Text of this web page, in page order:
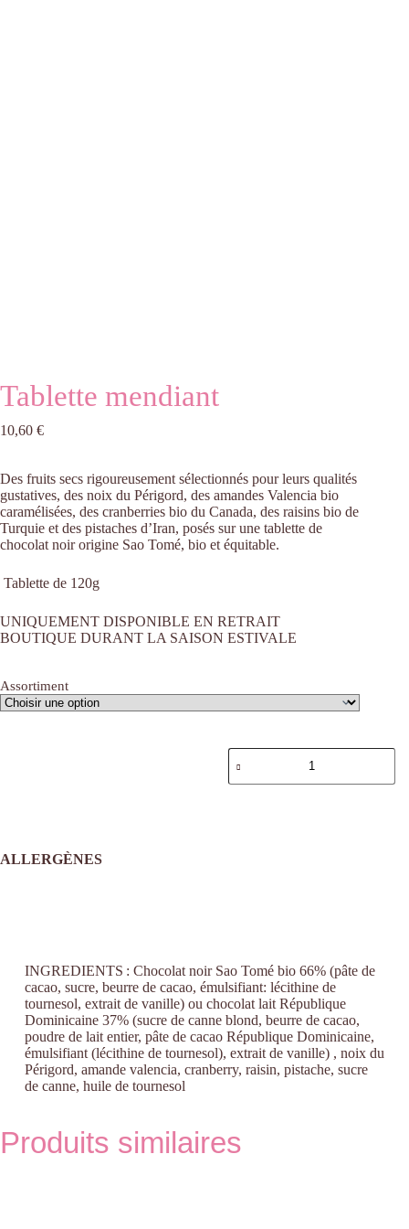
Tablette mendiant
10,60 €
Des fruits secs rigoureusement sélectionnés pour leurs qualités
gustatives, des noix du Périgord, des amandes Valencia bio
caramélisées, des cranberries bio du Canada, des raisins bio de
Turquie et des pistaches d’Iran, posés sur une tablette de
chocolat noir origine Sao Tomé, bio et équitable.
Tablette de 120g
UNIQUEMENT DISPONIBLE EN RETRAIT
BOUTIQUE DURANT LA SAISON ESTIVALE
Assortiment
quantité
de
Tablette
ALLERGÈNES
INGREDIENTS : Chocolat noir Sao Tomé bio 66% (pâte de
cacao, sucre, beurre de cacao, émulsifiant: lécithine de
tournesol, extrait de vanille)ou chocolat lait République
Dominicaine 37% (sucre de canne blond, beurre de cacao,
poudre delaitentier, pâte de cacao République Dominicaine,
émulsifiant (lécithine de tournesol), extrait de vanille) , noix du
Périgord, amande valencia, cranberry, raisin, pistache, sucre
de canne, huile de tournesol
Produits similaires